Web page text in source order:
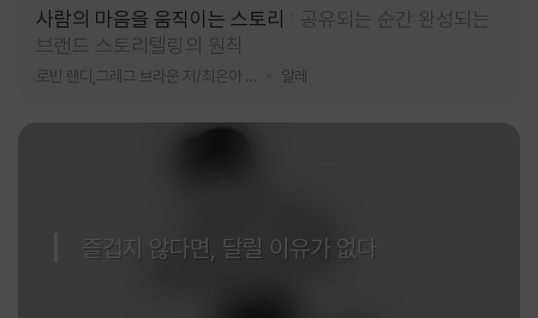
사람의 마음을 움직이는 스토리
공유되는 순간 완성되는
브랜드 스토리텔링의 원칙
알레
즐겁지 않다면, 달릴 이유가 없다